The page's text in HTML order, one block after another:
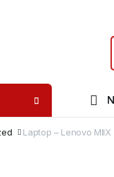
Laptop – Lenovo